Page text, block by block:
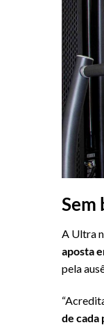
Sem
A Ultra
aposta
pela
de cada